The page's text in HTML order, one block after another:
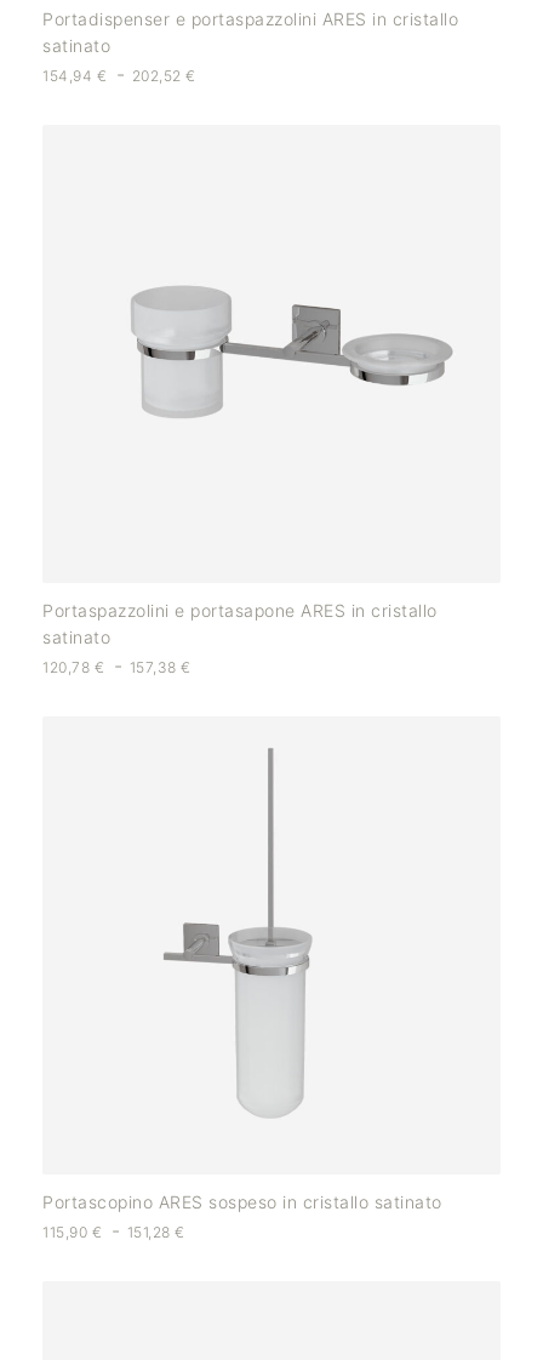
Portadispenser e portaspazzolini ARES in cristallo
satinato
154,94 € - 202,52€
Portaspazzolini e portasapone ARES in cristallo
satinato
120,78 € - 157,38€
Portascopino ARES sospeso in cristallo satinato
115,90 € - 151,28€